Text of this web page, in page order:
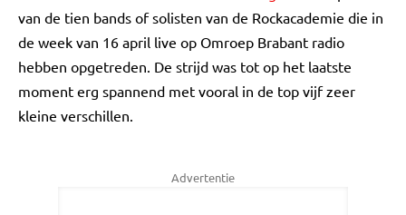
van de tien bands of solisten van de Rockacademie die in
de week van 16 april live op Omroep Brabant radio
hebben opgetreden. De strijd was tot op het laatste
moment erg spannend met vooral in de top vijf zeer
kleine verschillen.
Advertentie